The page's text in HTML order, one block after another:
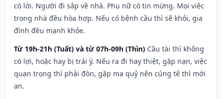
có lời. Người đi sắp về nhà. Phụ nữ có tin mừng. Mọi việc
trong nhà đều hòa hợp. Nếu có bệnh cầu thì sẽ khỏi, gia
đình đều mạnh khỏe.
Từ 19h-21h (Tuất) và từ 07h-09h (Thìn) Cầu tài thì không
có lợi, hoặc hay bị trái ý. Nếu ra đi hay thiệt, gặp nạn, việc
quan trọng thì phải đòn, gặp ma quỷ nên cúng tế thì mới
an.